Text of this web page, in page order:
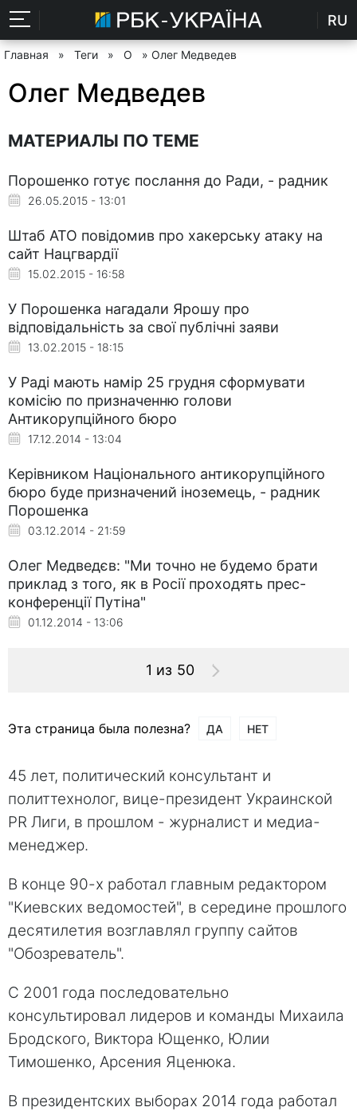
RU
Главная » Теги » О » Олег Медведев
Олег Медведев
МАТЕРИАЛЫ ПО ТЕМЕ
Порошенко готує послання до Ради, - радник
26.05.2015 - 13:01
Штаб АТО повідомив про хакерську атаку на
сайт Нацгвардії
15.02.2015 - 16:58
У Порошенка нагадали Ярошу про
відповідальність за свої публічні заяви
13.02.2015 - 18:15
У Раді мають намір 25 грудня сформувати
комісію по призначенню голови
Антикорупційного бюро
17.12.2014 - 13:04
Керівником Національного антикорупційного
бюро буде призначений іноземець, - радник
Порошенка
03.12.2014 - 21:59
Олег Медведєв: "Ми точно не будемо брати
приклад з того, як в Росії проходять прес-
конференції Путіна"
01.12.2014 - 13:06
1 из 50
Эта страница была полезна? ДА НЕТ
45 лет, политический консультант и
политтехнолог, вице-президент Украинской
PR Лиги, в прошлом - журналист и медиа-
менеджер.
В конце 90-х работал главным редактором
"Киевских ведомостей", в середине прошлого
десятилетия возглавлял группу сайтов
"Обозреватель".
С 2001 года последовательно
консультировал лидеров и команды Михаила
Бродского, Виктора Ющенко, Юлии
Тимошенко, Арсения Яценюка.
В президентских выборах 2014 года работал